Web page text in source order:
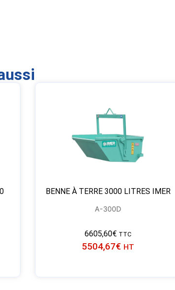
BENNE À TERRE 3000 LITRES IMER
A-300D
6605,60€ TTC
5504,67€ HT